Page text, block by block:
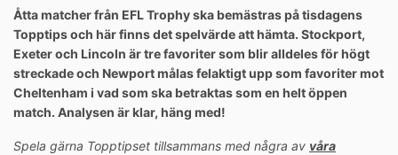
Åtta matcher från EFL Trophy ska bemästras på tisdagens
Topptips och här finns det spelvärde att hämta. Stockport,
Exeter och Lincoln är tre favoriter som blir alldeles för högt
streckade och Newport målas felaktigt upp som favoriter mot
Cheltenham i vad som ska betraktas som en helt öppen
match. Analysen är klar, häng med!
Spela gärna Topptipset tillsammans med några av våra